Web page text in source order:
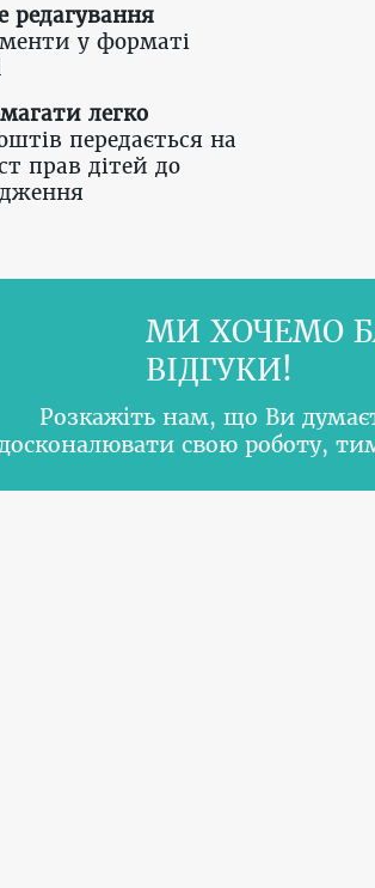
редагування
у форматі
легко
передається на
прав дітей до
МИ ХОЧЕМО
ВІДГУКИ!
Розкажіть нам, що Ви
свою роботу,